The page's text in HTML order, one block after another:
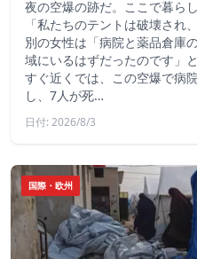
夜の空爆の跡だ。ここで暮ら
「私たちのテントは破壊され
別の女性は「病院と薬品倉庫
域にいるはずだったのです」
すぐ近くでは、この空爆で病
し、7人が死…
日付: 2026/8/3
国際・欧州